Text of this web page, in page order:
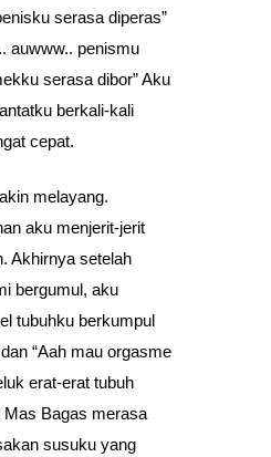
serasa diperas”
auwww.. penismu
serasa dibor” Aku
berkali-kali
cepat.
melayang.
aku menjerit-jerit
Akhirnya setelah
bergumul, aku
tubuhku berkumpul
“Aah mau orgasme
erat-erat tubuh
Bagas merasa
susuku yang